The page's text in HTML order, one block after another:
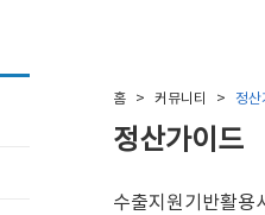
홈 > 커뮤니티 > 정산
정산가이드
수출지원기반활용